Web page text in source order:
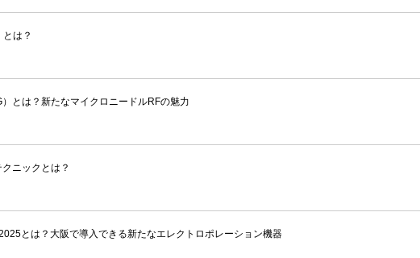
は？
とは？新たなマイクロニードルRFの魅力
ニックとは？
とは？大阪で導入できる新たなエレクトロポレーション機器